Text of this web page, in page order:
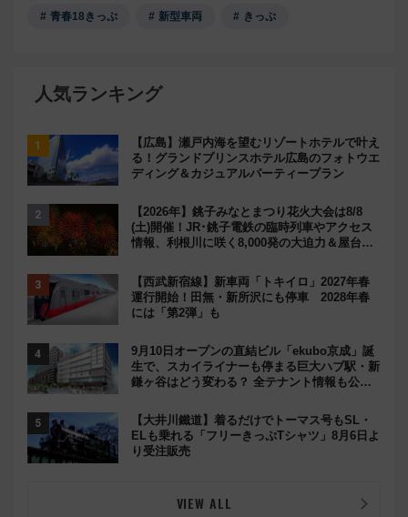
青春18きっぷ 新型車両 きっぷ
人気ランキング
【広島】瀬戸内海を望むリゾートホテルで叶え
る！グランドプリンスホテル広島のフォトウエ
ディング＆カジュアルパーティープラン
【2026年】銚子みなとまつり花火大会は8/8
(土)開催！JR･銚子電鉄の臨時列車やアクセス
情報、利根川に咲く8,000発の大迫力＆屋台を
【西武新宿線】新車両「トキイロ」2027年春
運行開始！田無・新所沢にも停車 2028年春
には「第2弾」も
9月10日オープンの直結ビル「ekubo京成」誕
生で、スカイライナーも停まる巨大ハブ駅・新
鎌ヶ谷はどう変わる？ 全テナント情報も公
【大井川鐵道】着るだけでトーマス号もSL・
ELも乗れる「フリーきっぷTシャツ」8月6日よ
り受注販売
VIEW ALL